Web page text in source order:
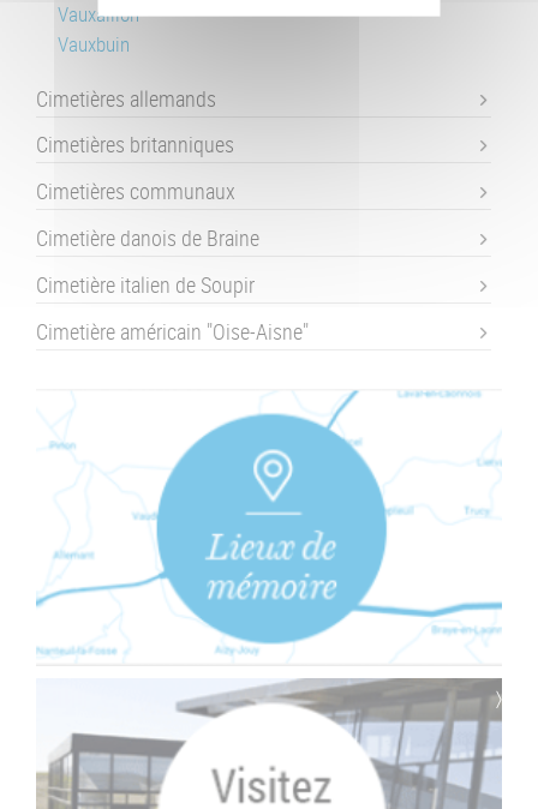
Vauxaillon
Vauxbuin
Cimetières allemands
Cimetières britanniques
Cimetières communaux
Cimetière danois de Braine
Cimetière italien de Soupir
Cimetière américain "Oise-Aisne"